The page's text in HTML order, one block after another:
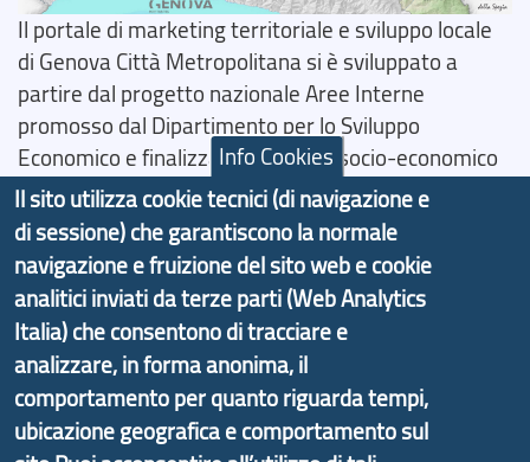
Il portale di marketing territoriale e sviluppo locale
di Genova Città Metropolitana si è sviluppato a
partire dal progetto nazionale Aree Interne
promosso dal Dipartimento per lo Sviluppo
Economico e finalizzato al rilancio socio-economico
delle valli dell’entroterra. In particolare fornisce
informazioni ed aggiornamenti sullaStrategia
d'Area Antola-Tigullio, in collaborazione con Regione
Liguria ed ANCI Liguria.
Copyright © 2017 Città metropolitana di Genova |
CF: 80007350103
Info Cookies
Il sito utilizza cookie tecnici (di navigazione e
di sessione) che garantiscono la normale
navigazione e fruizione del sito web e cookie
analitici inviati da terze parti (Web Analytics
Italia) che consentono di tracciare e
analizzare, in forma anonima, il
comportamento per quanto riguarda tempi,
ubicazione geografica e comportamento sul